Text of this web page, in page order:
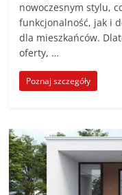
nowoczesnym stylu,
funkcjonalność, jak i
dla mieszkańców.
oferty, …
Poznaj szczegóły